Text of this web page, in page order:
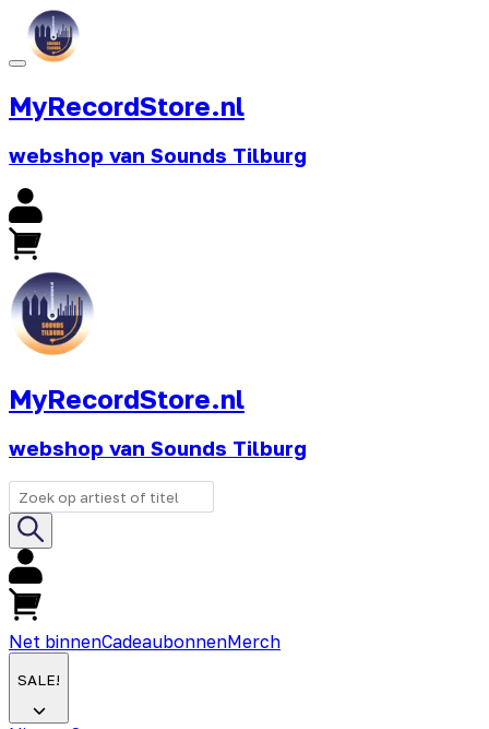
MyRecordStore.nl
webshop van Sounds Tilburg
MyRecordStore.nl
webshop van Sounds Tilburg
Net binnenCadeaubonnenMerch
SALE!